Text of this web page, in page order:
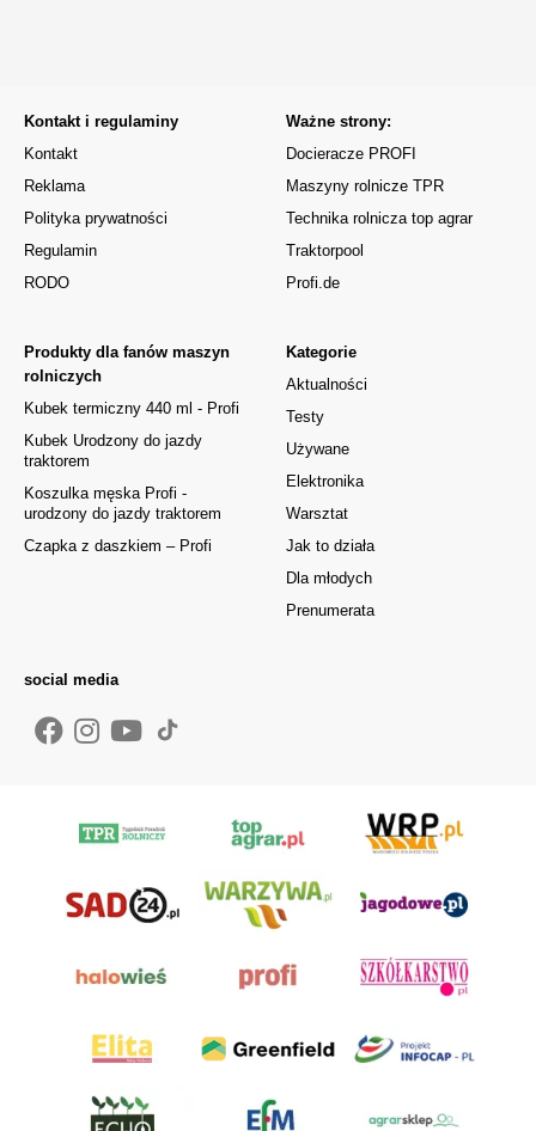
Kontakt i regulaminy
Kontakt
Reklama
Polityka prywatności
Regulamin
RODO
Kategorie
Aktualności
Testy
Używane
Elektronika
Warsztat
Jak to działa
Dla młodych
Prenumerata
Produkty dla fanów maszyn
rolniczych
Kubek termiczny 440 ml - Profi
Kubek Urodzony do jazdy
traktorem
Koszulka męska Profi -
urodzony do jazdy traktorem
Czapka z daszkiem – Profi
Ważne strony:
Docieracze PROFI
Maszyny rolnicze TPR
Technika rolnicza top agrar
Traktorpool
Profi.de
social media